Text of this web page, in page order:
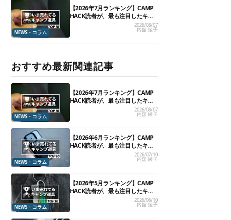
NEWS・コラム
【2026年7月ランキング】CAMP
HACK読者が、最も注目したキャ
2026/08/07
内舘 綾子
おすすめ最新関連記事
NEWS・コラム
【2026年7月ランキング】CAMP
HACK読者が、最も注目したキャ
2026/08/07
内舘 綾子
NEWS・コラム
【2026年6月ランキング】CAMP
HACK読者が、最も注目したキャ
2026/07/10
内舘 綾子
NEWS・コラム
【2026年5月ランキング】CAMP
HACK読者が、最も注目したキャ
ンプ道具TOP10
2026/06/10
内舘 綾子